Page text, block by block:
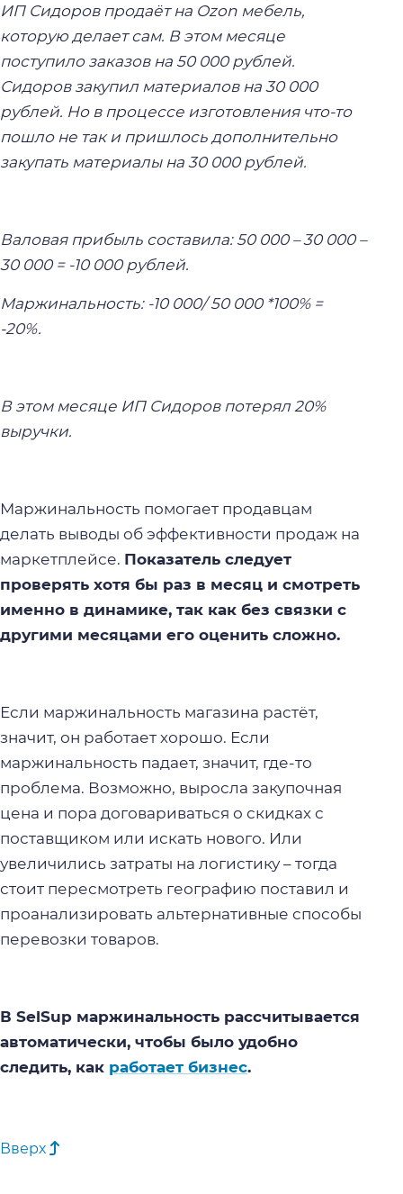
ИП Сидоров продаёт на Ozon мебель,
которую делает сам. В этом месяце
поступило заказов на 50 000 рублей.
Сидоров закупил материалов на 30 000
рублей. Но в процессе изготовления что-то
пошло не так и пришлось дополнительно
закупать материалы на 30 000 рублей.
Валовая прибыль составила: 50 000 – 30 000 –
30 000 = -10 000 рублей.
Маржинальность: -10 000/ 50 000 *100% =
-20%.
В этом месяце ИП Сидоров потерял 20%
выручки.
Маржинальность помогает продавцам
делать выводы об эффективности продаж на
маркетплейсе. Показатель следует
проверять хотя бы раз в месяц и смотреть
именно в динамике, так как без связки с
другими месяцами его оценить сложно.
Если маржинальность магазина растёт,
значит, он работает хорошо. Если
маржинальность падает, значит, где-то
проблема. Возможно, выросла закупочная
цена и пора договариваться о скидках с
поставщиком или искать нового. Или
увеличились затраты на логистику – тогда
стоит пересмотреть географию поставил и
проанализировать альтернативные способы
перевозки товаров.
В SelSup маржинальность рассчитывается
автоматически, чтобы было удобно
следить, как работает бизнес.
Вверх